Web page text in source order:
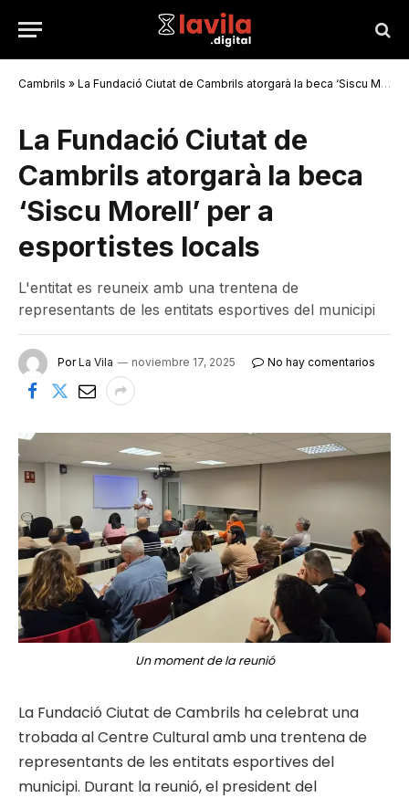
Cambrils » La Fundació Ciutat de Cambrils atorgarà la beca ‘Siscu Morell’ per a esportistes locals
La Fundació Ciutat de
Cambrils atorgarà la beca
‘Siscu Morell’ per a
esportistes locals
L'entitat es reuneix amb una trentena de
representants de les entitats esportives del municipi
Por La Vila noviembre 17, 2025 No hay comentarios
Un moment de la reunió
La Fundació Ciutat de Cambrils ha celebrat una
trobada al Centre Cultural amb una trentena de
representants de les entitats esportives del
municipi. Durant la reunió, el president del